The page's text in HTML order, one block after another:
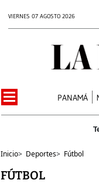
VIERNES 07 AGOSTO 2026
PANAMÁ
Inicio> Deportes> Fútbol
FÚTBOL